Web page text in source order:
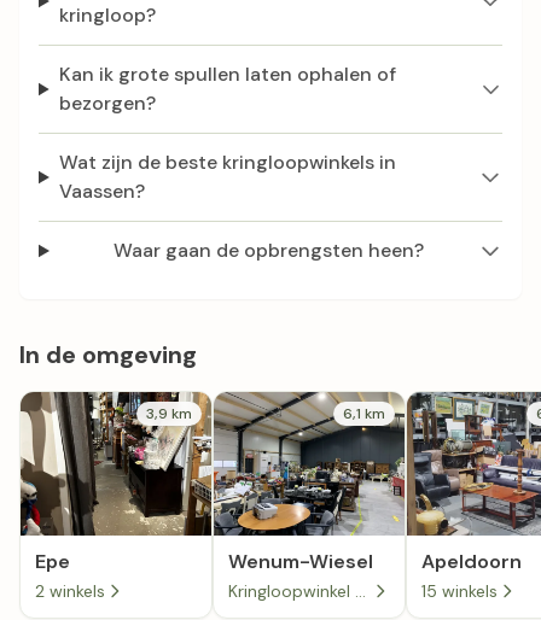
kringloop?
Kan ik grote spullen laten ophalen of
bezorgen?
Wat zijn de beste kringloopwinkels in
Vaassen?
Waar gaan de opbrengsten heen?
In de omgeving
3,9 km
Epe
2 winkels
6,1 km
Wenum-Wiesel Apeldoorn
15 winkels